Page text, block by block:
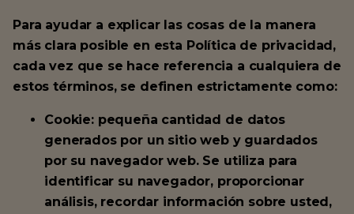
Para ayudar a explicar las cosas de la manera
más clara posible en esta Política de privacidad,
cada vez que se hace referencia a cualquiera de
estos términos, se definen estrictamente como:
Cookie: pequeña cantidad de datos
generados por un sitio web y guardados
por su navegador web. Se utiliza para
identificar su navegador, proporcionar
análisis, recordar información sobre usted,